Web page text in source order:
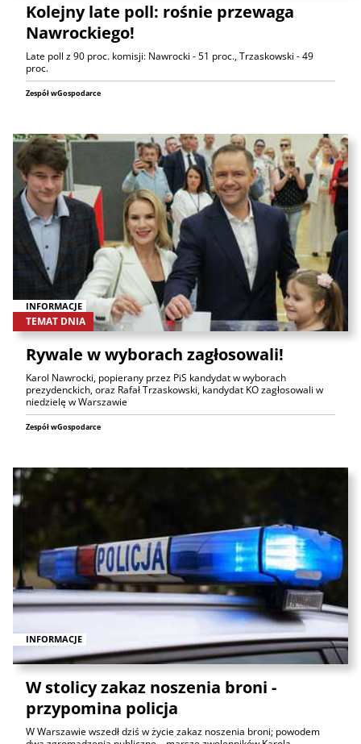
Kolejny late poll: rośnie przewaga
Nawrockiego!
Late poll z 90 proc. komisji: Nawrocki - 51 proc., Trzaskowski - 49
proc.
Zespół wGospodarce
INFORMACJE
TEMAT DNIA
Rywale w wyborach zagłosowali!
Karol Nawrocki, popierany przez PiS kandydat w wyborach
prezydenckich, oraz Rafał Trzaskowski, kandydat KO zagłosowali w
niedzielę w Warszawie
Zespół wGospodarce
INFORMACJE
W stolicy zakaz noszenia broni -
przypomina policja
W Warszawie wszedł dziś w życie zakaz noszenia broni; powodem